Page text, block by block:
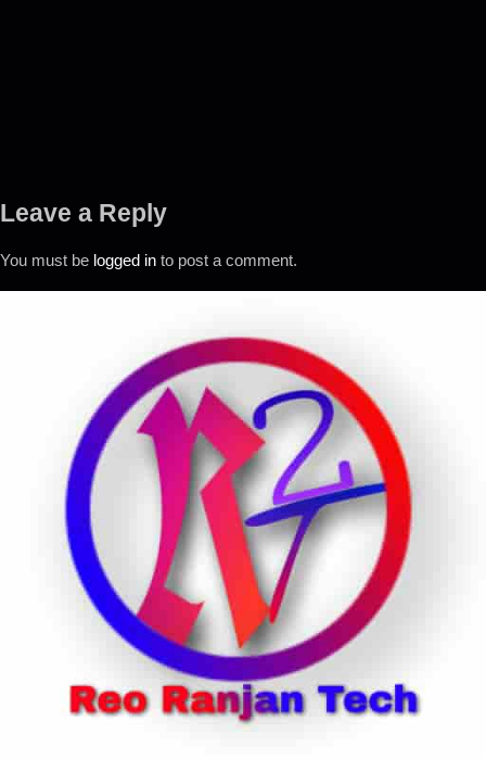
Leave a Reply
You must be logged in to post a comment.